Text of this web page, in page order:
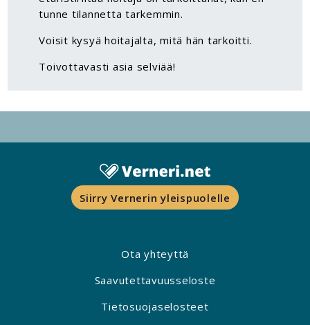
tunne tilannetta tarkemmin.
Voisit kysyä hoitajalta, mitä hän tarkoitti.
Toivottavasti asia selviää!
Siirry Vernerin yleispuolelle
Ota yhteyttä
Saavutettavuusseloste
Tietosuojaselosteet